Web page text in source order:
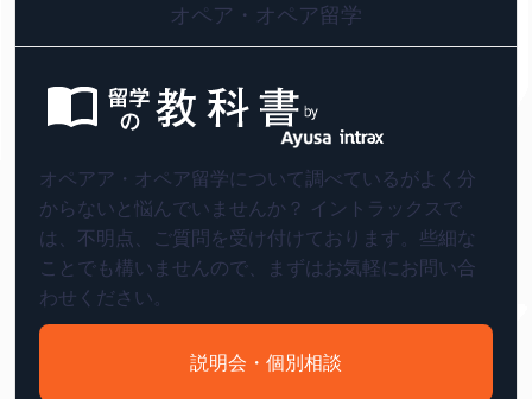
オペア・オペア留学
オペアア・オペア留学について調べているがよく分
からないと悩んでいませんか？ イントラックスで
は、不明点、ご質問を受け付けております。些細な
ことでも構いませんので、まずはお気軽にお問い合
わせください。
説明会・個別相談